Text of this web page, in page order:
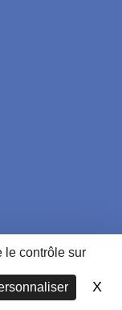
le contrôle sur
X